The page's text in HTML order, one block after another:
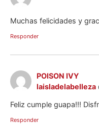
Muchas felicidades y
Responder
POISON IVY
laisladelabelleza
Feliz cumple guapa!!!
Responder